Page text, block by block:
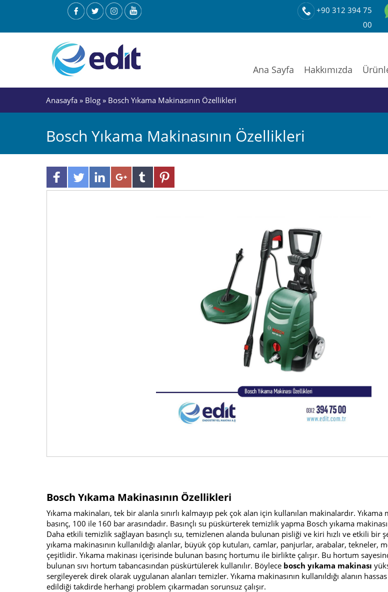
+90 312 394 75
00
Ana Sayfa Hakkımızda
Anasayfa » Blog » Bosch Yıkama Makinasının Özellikleri
Bosch Yıkama Makinasının Özellikleri
Bosch Yıkama Makinasının Özellikleri
Yıkama makinaları, tek bir alanla sınırlı kalmayıp pek çok alan için kullanılan makinalardır. Yıkama
basınç, 100 ile 160 bar arasındadır. Basınçlı su püskürterek temizlik yapma Bosch yıkama
Daha etkili temizlik sağlayan basınçlı su, temizlenen alanda bulunan pisliği ve kiri hızlı ve etkili bir
yıkama makinasının kullanıldığı alanlar, büyük çöp kutuları, camlar, panjurlar, arabalar, tekneler,
çeşitlidir. Yıkama makinası içerisinde bulunan basınç hortumu ile birlikte çalışır. Bu hortum
bulunan sıvı hortum tabancasından püskürtülerek kullanılır. Böylece bosch yıkama makinası
sergileyerek direk olarak uygulanan alanları temizler. Yıkama makinasının kullanıldığı alanın
edildiği takdirde herhangi problem çıkarmadan sorunsuz çalışır.